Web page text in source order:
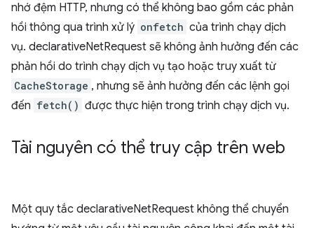
nhớ đệm HTTP, nhưng có thể không bao gồm các phản
hồi thông qua trình xử lý onfetch của trình chạy dịch
vụ. declarativeNetRequest sẽ không ảnh hưởng đến các
phản hồi do trình chạy dịch vụ tạo hoặc truy xuất từ
CacheStorage , nhưng sẽ ảnh hưởng đến các lệnh gọi
đến fetch() được thực hiện trong trình chạy dịch vụ.
Tài nguyên có thể truy cập trên web
Một quy tắc declarativeNetRequest không thể chuyển